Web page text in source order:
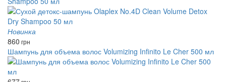
Новинка
860 грн
Шампунь для объема волос Volumizing Infinito Le Cher 500 мл